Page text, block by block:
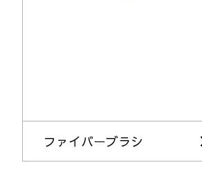
ファイバーブラシ